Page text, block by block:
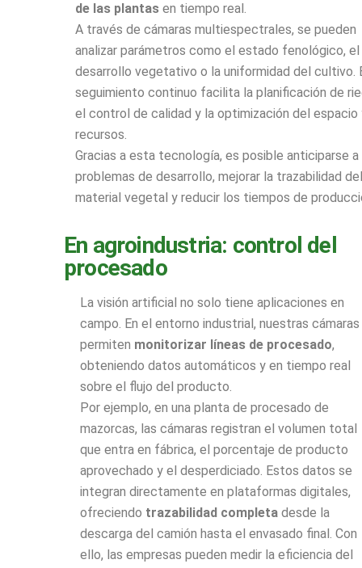
de las plantas en tiempo real.
A través de cámaras multiespectrales, se pueden
analizar parámetros como el estado fenológico, el
desarrollo vegetativo o la uniformidad del cultivo.
seguimiento continuo facilita la planificación de
el control de calidad y la optimización del espacio
recursos.
Gracias a esta tecnología, es posible anticiparse a
problemas de desarrollo, mejorar la trazabilidad del
material vegetal y reducir los tiempos de
En agroindustria: control del
procesado
La visión artificial no solo tiene aplicaciones en
campo. En el entorno industrial, nuestras cámaras
permiten monitorizar líneas de procesado,
obteniendo datos automáticos y en tiempo real
sobre el flujo del producto.
Por ejemplo, en una planta de procesado de
mazorcas, las cámaras registran el volumen total
que entra en fábrica, el porcentaje de producto
aprovechado y el desperdiciado. Estos datos se
integran directamente en plataformas digitales,
ofreciendo trazabilidad completa desde la
descarga del camión hasta el envasado final. Con
ello, las empresas pueden medir la eficiencia del